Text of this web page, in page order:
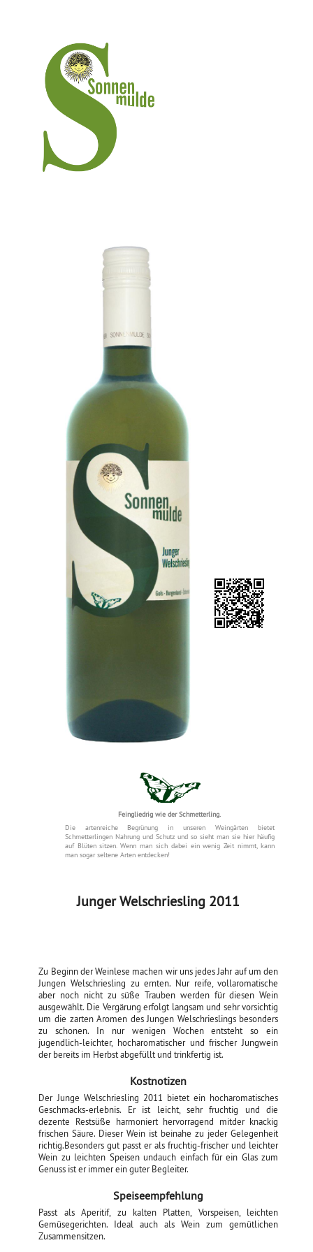
Feingliedrig wie der Schmetterling.
Die artenreiche Begrünung in unseren Weingärten bietet
Schmetterlingen Nahrung und Schutz und so sieht man sie hier häufig
auf Blüten sitzen. Wenn man sich dabei ein wenig Zeit nimmt, kann
man sogar seltene Arten entdecken!
Junger Welschriesling 2011
Zu Beginn der Weinlese machen wir uns jedes Jahr auf um den
Jungen Welschriesling zu ernten. Nur reife, vollaromatische
aber noch nicht zu süße Trauben werden für diesen Wein
ausgewählt. Die Vergärung erfolgt langsam und sehr vorsichtig
um die zarten Aromen des Jungen Welschrieslings besonders
zu schonen. In nur wenigen Wochen entsteht so ein
jugendlich-leichter, hocharomatischer und frischer Jungwein
der bereits im Herbst abgefüllt und trinkfertig ist.
Kostnotizen
Der Junge Welschriesling 2011 bietet ein hocharomatisches
Geschmacks-erlebnis. Er ist leicht, sehr fruchtig und die
dezente Restsüße harmoniert hervorragend mitder knackig
frischen Säure. Dieser Wein ist beinahe zu jeder Gelegenheit
richtig.Besonders gut passt er als fruchtig-frischer und leichter
Wein zu leichten Speisen undauch einfach für ein Glas zum
Genuss ist er immer ein guter Begleiter.
Speiseempfehlung
Passt als Aperitif, zu kalten Platten, Vorspeisen, leichten
Gemüsegerichten. Ideal auch als Wein zum gemütlichen
Zusammensitzen.